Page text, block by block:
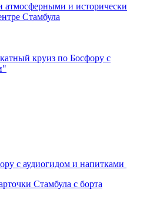
атмосферными и исторически
Стамбула
с аудиогидом и напитками
Стамбула с борта